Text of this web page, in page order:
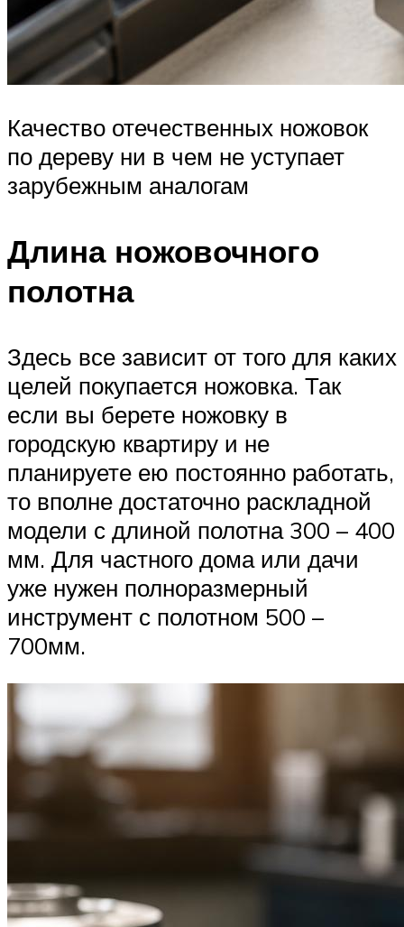
Качество отечественных ножовок
по дереву ни в чем не уступает
зарубежным аналогам
Длина ножовочного
полотна
Здесь все зависит от того для каких
целей покупается ножовка. Так
если вы берете ножовку в
городскую квартиру и не
планируете ею постоянно работать,
то вполне достаточно раскладной
модели с длиной полотна 300 – 400
мм. Для частного дома или дачи
уже нужен полноразмерный
инструмент с полотном 500 –
700мм.